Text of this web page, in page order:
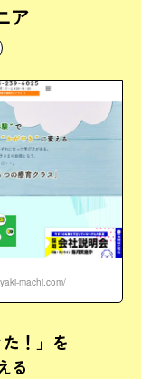
ア
machi.com/
！」を
る